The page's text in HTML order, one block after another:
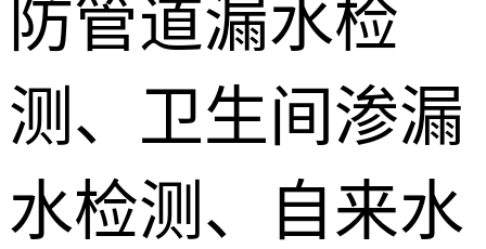
防管道漏水检
测、卫生间渗漏
水检测、自来水
训